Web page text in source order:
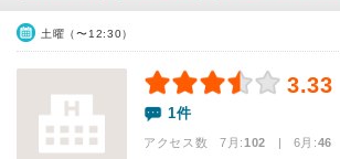
土曜（〜12:30）
3.33
1件
アクセス数 7月:102 | 6月:46